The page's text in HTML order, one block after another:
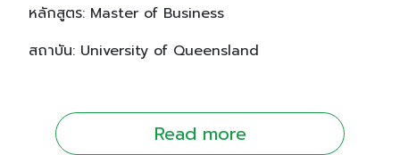
หลักสูตร: Master of Business
สถาบัน: University of Queensland
Read more